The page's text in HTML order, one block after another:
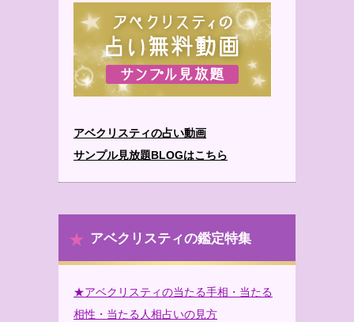
アベクリスティの占い動画
サンプル見放題BLOGはこちら
アベクリスティの鑑定特集
★アベクリスティの当たる手相・当たる
相性・当たる人相占いの見方